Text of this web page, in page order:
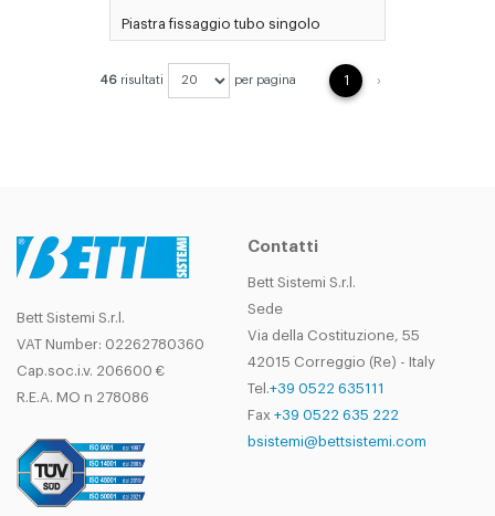
Piastra fissaggio tubo singolo
46 risultati per pagina 1 ›
Bett Sistemi S.r.l.
VAT Number: 02262780360
Cap.soc.i.v. 206600 €
R.E.A. MO n 278086
Contatti
Bett Sistemi S.r.l.
Sede
Via della Costituzione, 55
42015 Correggio (Re) - Italy
Tel.+39 0522 635111
Fax +39 0522 635 222
bsistemi@bettsistemi.com